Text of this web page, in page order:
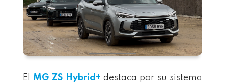
El MG ZS Hybrid+ destaca por su sistema